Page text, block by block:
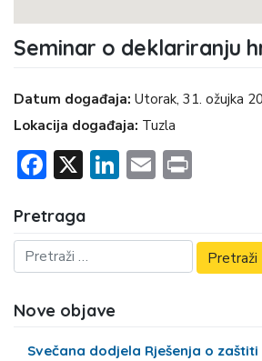
Seminar o deklariranju
Datum događaja:
utorak, 31. ožujka
Lokacija događaja: Tuzla
Facebook
X LinkedIn
Email
Pretraga
Nove objave
Svečana dodjela Rješenja o